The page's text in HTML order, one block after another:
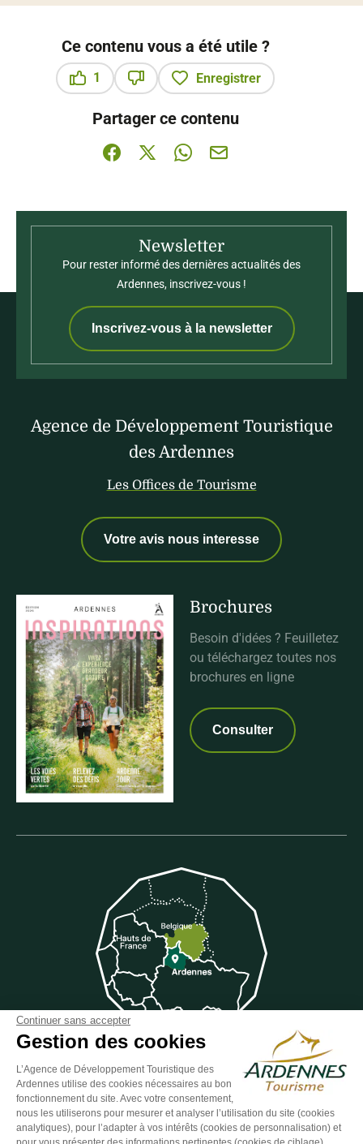
Ce contenu vous a été utile ?
1
Enregistrer
Partager ce contenu
Partager sur Facebook (nouvelle fenêtre)
Partager sur X / Twitter (nouvelle
Partager sur WhatsApp
Partager par mail
Newsletter
Pour rester informé des dernières actualités des
Ardennes, inscrivez-vous !
Inscrivez-vous à la newsletter
Agence de Développement Touristique
des Ardennes
Les Offices de Tourisme
Votre avis nous interesse
Brochures
Besoin d'idées ? Feuilletez
ou téléchargez toutes nos
brochures en ligne
Consulter
Suivez-nous sur Facebook
Suivez-nous sur Instagram
Suivez-nous sur Youtube
Suivez-nous sur
Suivez-nous
Continuer sans accepter
Gestion des cookies
L’Agence de Développement Touristique des
Ardennes utilise des cookies nécessaires au bon
fonctionnement du site. Avec votre consentement,
nous les utiliserons pour mesurer et analyser l’utilisation du site (cookies
analytiques), pour l’adapter à vos intérêts (cookies de personnalisation) et